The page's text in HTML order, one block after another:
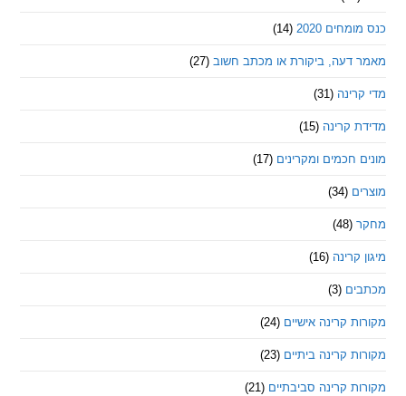
2020
(14)
ביקורת או מכתב חשוב (27)
(31)
קרינה (15)
חכמים ומקרינים (17)
(16)
קרינה אישיים (24)
קרינה ביתיים (23)
קרינה סביבתיים (21)